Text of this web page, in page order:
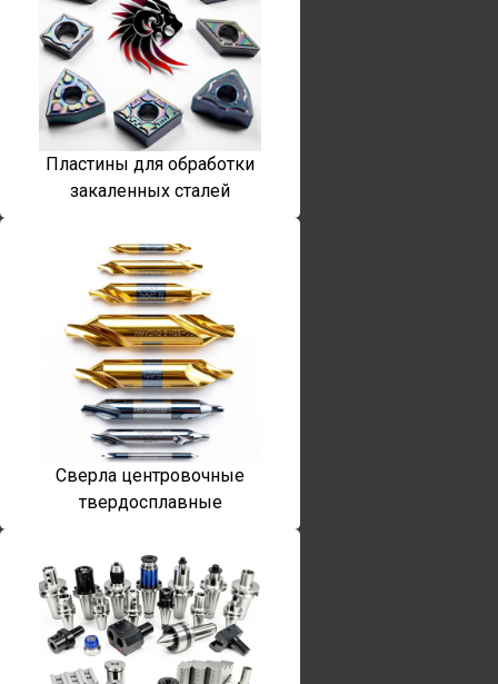
Пластины для обработки
закаленных сталей
Сверла центровочные
твердосплавные